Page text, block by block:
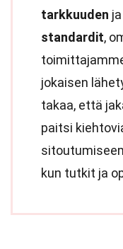
tarkkuuden
standardit,
jokaisen
takaa, että
paitsi
kun tutkit ja